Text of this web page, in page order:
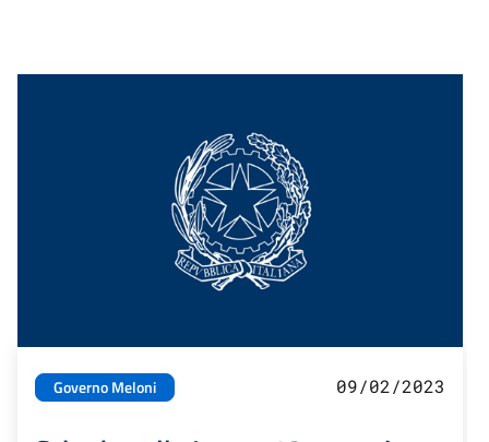
Governo Meloni 09/02/2023